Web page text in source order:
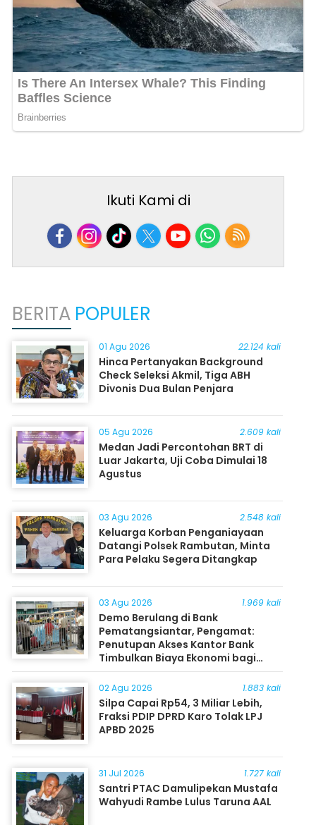
Ikuti Kami di
BERITA POPULER
01 Agu 2026 22.124 kali
Hinca Pertanyakan Background
Check Seleksi Akmil, Tiga ABH
Divonis Dua Bulan Penjara
05 Agu 2026 2.609 kali
Medan Jadi Percontohan BRT di
Luar Jakarta, Uji Coba Dimulai 18
Agustus
03 Agu 2026 2.548 kali
Keluarga Korban Penganiayaan
Datangi Polsek Rambutan, Minta
Para Pelaku Segera Ditangkap
03 Agu 2026 1.969 kali
Demo Berulang di Bank
Pematangsiantar, Pengamat:
Penutupan Akses Kantor Bank
Timbulkan Biaya Ekonomi bagi
Masyarakat
02 Agu 2026 1.883 kali
Silpa Capai Rp54, 3 Miliar Lebih,
Fraksi PDIP DPRD Karo Tolak LPJ
APBD 2025
31 Jul 2026 1.727 kali
Santri PTAC Damulipekan Mustafa
Wahyudi Rambe Lulus Taruna AAL